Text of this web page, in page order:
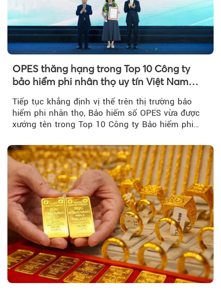
OPES thăng hạng trong Top 10 Công ty
bảo hiểm phi nhân thọ uy tín Việt Nam
2026
Tiếp tục khẳng định vị thế trên thị trường bảo
hiểm phi nhân thọ, Bảo hiểm số OPES vừa được
xướng tên trong Top 10 Công ty Bảo hiểm phi